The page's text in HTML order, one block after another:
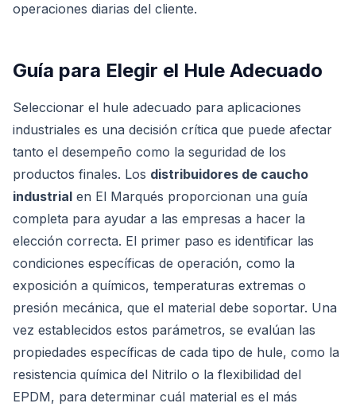
operaciones diarias del cliente.
Guía para Elegir el Hule Adecuado
Seleccionar el hule adecuado para aplicaciones
industriales es una decisión crítica que puede afectar
tanto el desempeño como la seguridad de los
productos finales. Los distribuidores de caucho
industrial en El Marqués proporcionan una guía
completa para ayudar a las empresas a hacer la
elección correcta. El primer paso es identificar las
condiciones específicas de operación, como la
exposición a químicos, temperaturas extremas o
presión mecánica, que el material debe soportar. Una
vez establecidos estos parámetros, se evalúan las
propiedades específicas de cada tipo de hule, como la
resistencia química del Nitrilo o la flexibilidad del
EPDM, para determinar cuál material es el más